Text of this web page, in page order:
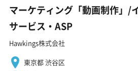
マーケティング「動画制作」/
サービス・ASP
Hawkings株式会社
東京都 渋谷区